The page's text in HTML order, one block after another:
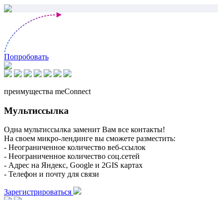
Попробовать
преимущества meConnect
Мультиссылка
Одна мультиссылка заменит Вам все контакты!
На своем микро-лендинге вы сможете разместить:
- Неограниченное количество веб-ссылок
- Неограниченное количество соц.сетей
- Адрес на Яндекс, Google и 2GIS картах
- Телефон и почту для связи
Зарегистрироваться